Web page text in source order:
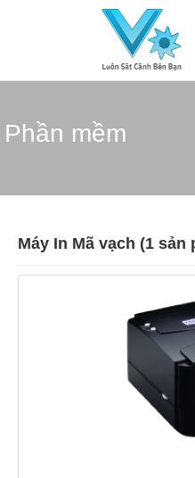
Phần mềm
Máy In Mã vạch (1 sản